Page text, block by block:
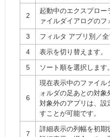
2
起動中のエクスプロー
ァイルダイアログのフ
3
フィルタ アプリ別／全
4
表示を切り替えます。
5
ソート順を選択します。
6
現在表示中のファイル
ォルダの足あとの対象
対象外のアプリは、設
すことが可能です。
7
詳細表示の列幅を初期